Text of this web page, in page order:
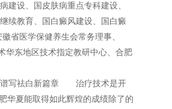
建设、国皮肤病重点专科建设、
续教育、国白癜风建设、国白癜
省医学保健养生会常务理事、
华东地区技术指定教研中心、合肥
写祛白新篇章 治疗技术是开
华夏能取得如此辉煌的成绩除了的